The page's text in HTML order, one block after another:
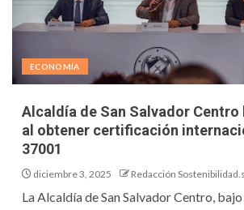
ECONOMÍA
Alcaldía de San Salvador
al obtener certificación
37001
diciembre 3, 2025 Redacción
La Alcaldía de San Salvador Centro,